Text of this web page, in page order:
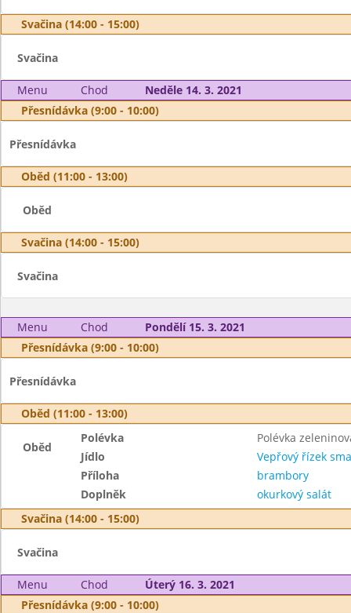
Svačina (14:00 - 15:00)
Svačina
Menu Chod
Neděle 14. 3. 2021
Přesnídávka (9:00 - 10:00)
Přesnídávka
Oběd (11:00 - 13:00)
Oběd
Svačina (14:00 - 15:00)
Svačina
Menu Chod
Pondělí 15. 3. 2021
Přesnídávka (9:00 - 10:00)
Přesnídávka
Oběd (11:00 - 13:00)
Oběd
Polévka
Polévka
Jídlo
Vepřový řízek
Příloha
brambory
Doplněk
okurkový salát
Svačina (14:00 - 15:00)
Svačina
Menu Chod
Úterý 16. 3. 2021
Přesnídávka (9:00 - 10:00)